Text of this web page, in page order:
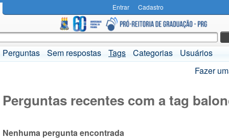
Entrar Cadastro
Perguntas Sem respostas Tags Categorias
Usuários
Fazer
Perguntas recentes com a tag
Nenhuma pergunta encontrada